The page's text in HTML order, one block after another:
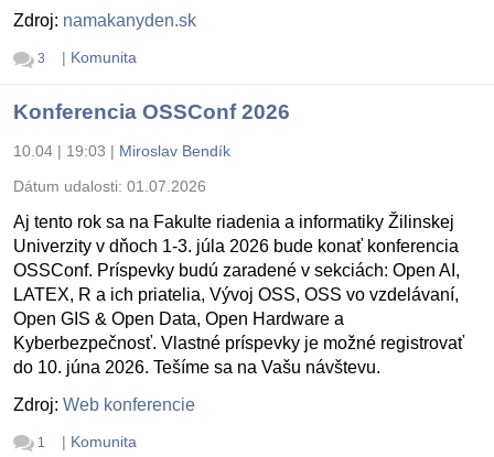
Zdroj: namakanyden.sk
3 | Komunita
Konferencia OSSConf 2026
10.04 | 19:03 | Miroslav Bendík
Dátum udalosti: 01.07.2026
Aj tento rok sa na Fakulte riadenia a informatiky Žilinskej
Univerzity v dňoch 1-3. júla 2026 bude konať konferencia
OSSConf. Príspevky budú zaradené v sekciách: Open AI,
LATEX, R a ich priatelia, Vývoj OSS, OSS vo vzdelávaní,
Open GIS & Open Data, Open Hardware a
Kyberbezpečnosť. Vlastné príspevky je možné registrovať
do 10. júna 2026. Tešíme sa na Vašu návštevu.
Zdroj: Web konferencie
1 | Komunita